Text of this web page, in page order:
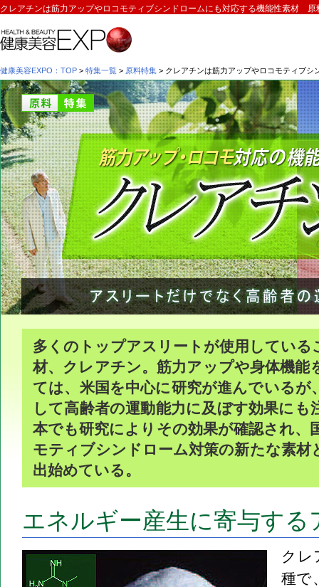
クレアチンは筋力アップやロコモティブシンドロームにも対応する機能性素材 原
健康美容EXPO：TOP > 特集一覧 > 原料特集 > クレアチンは筋力アップやロコモティブシ
原料特集 情報提供：株式会社ヘルシーナビ/兼松ケミカル株式会社/ユニテックフ
クレアチンは筋力アップやロコモティブシンドローム
多くのトップアスリートが使用している
材、クレアチン。筋力アップや身体機能
ては、米国を中心に研究が進んでいるが
して高齢者の運動能力に及ぼす効果にも
本でも研究によりその効果が確認され、
モティブシンドローム対策の新たな素材
出始めている。
エネルギー産生に寄与する
クレ
種で